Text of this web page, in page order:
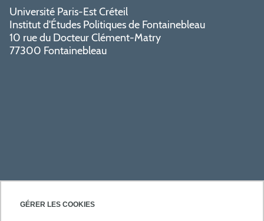
GÉRER LES COOKIES
Université Paris-Est Créteil
Institut d'Études Politiques de Fontainebleau
10 rue du Docteur Clément-Matry
77300 Fontainebleau
PRATIQUE